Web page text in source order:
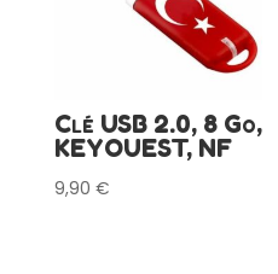
Clé USB 2.0, 8 Go,
KEYOUEST, NF
9,90 €